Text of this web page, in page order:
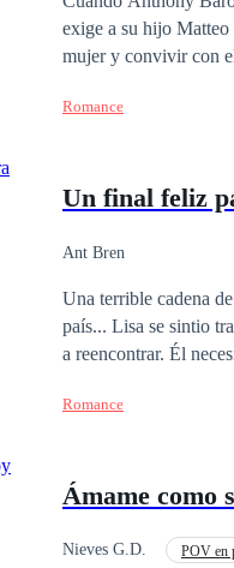
exige a su hijo Matteo
mujer y convivir con
públicamente ante la alta
Romance
Un final feliz
Ant Bren
Una terrible cadena de mal
país... Lisa se sintio traicionada por él. Él no dijo una palabra,
a reencontrar. Él necesita una asistente. Ella necesita dinero. Él quiere venganza. Ella no tiene tiempo. Emanuel
Romance
Ámame como
Nieves G.D. POV en